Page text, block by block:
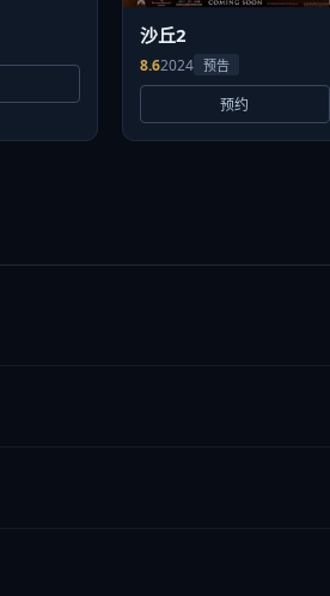
沙丘2
8.62024 预告
预约